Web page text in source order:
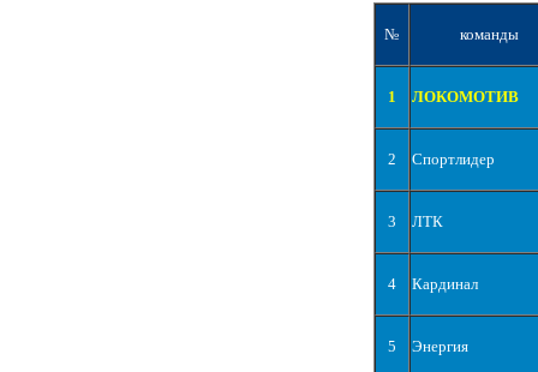
№ команды
1 ЛОКОМОТИВ
2 Спортлидер
3 ЛТК
4 Кардинал
5 Энергия